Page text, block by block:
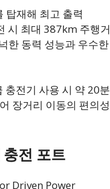
탑재해 최고 출력
시 최대 387km 주행거
한 동력 성능과 우수한
충전기 사용 시 약 20분
장거리 이동의 편의성
충전 포트
Driven Power